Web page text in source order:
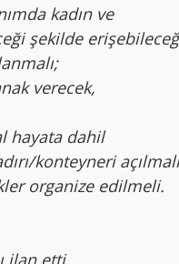
kadın ve
şekilde
verecek,
hayata dahil
konteyneri
organize edilmeli.
ilan etti.